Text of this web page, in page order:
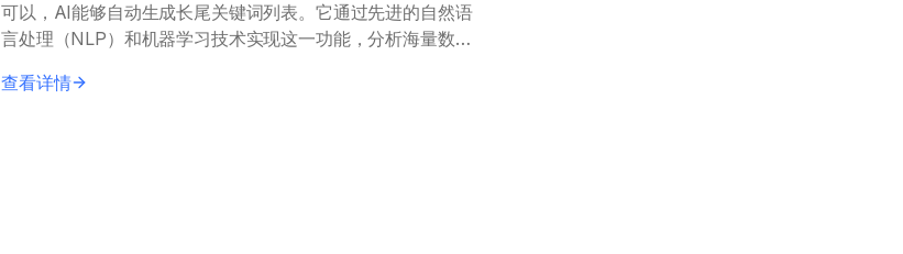
可以，AI能够自动生成长尾关键词列表。它通过先进的自然语
言处理（NLP）和机器学习技术实现这一功能，分析海量数据
组。 AI工具通常需要初始种子关键...
查看详情